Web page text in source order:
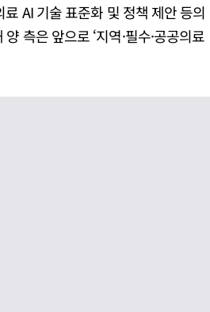
AI 기술 표준화 및 정책 제안 등의
측은 앞으로 ‘지역·필수·공공의료